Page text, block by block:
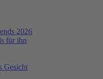
2026
für ihn
Gesicht